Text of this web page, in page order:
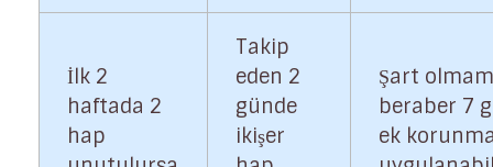
İlk 2
haftada 2
hap
Takip
eden 2
günde
ikişer
Şart
beraber 7
ek